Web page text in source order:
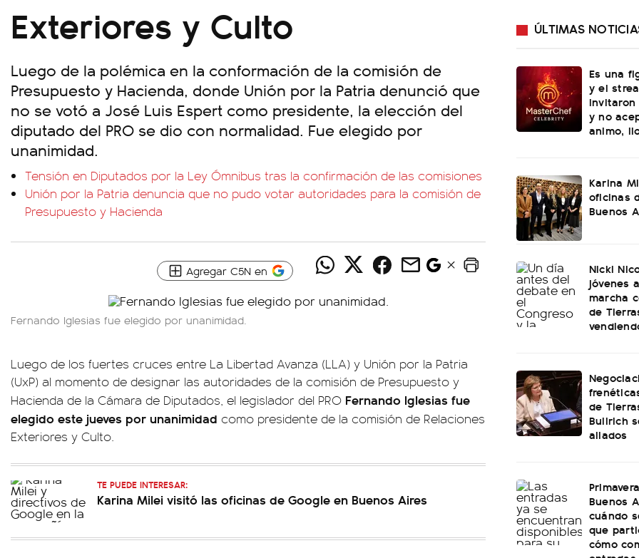
Exteriores y Culto
Luego de la polémica en la conformación de la comisión de
Presupuesto y Hacienda, donde Unión por la Patria denunció que
no se votó a José Luis Espert como presidente, la elección del
diputado del PRO se dio con normalidad. Fue elegido por
unanimidad.
Tensión en Diputados por la Ley Ómnibus tras la confirmación de las comisiones
Unión por la Patria denuncia que no pudo votar autoridades para la comisión de
Presupuesto y Hacienda
Agregar C5N en
Fernando Iglesias fue elegido por unanimidad.
Luego de los fuertes cruces entre La Libertad Avanza (LLA) y Unión por la Patria
(UxP) al momento de designar las autoridades de la comisión de Presupuesto y
Hacienda de la Cámara de Diputados, el legislador del PRO Fernando Iglesias fue
elegido este jueves por unanimidad como presidente de la comisión de Relaciones
Exteriores y Culto.
TE PUEDE INTERESAR:
Karina Milei visitó las oficinas de Google en Buenos Aires
ÚLTIMAS
Es una
y el
y no
animo,
Karina
oficinas
Buenos
Nicki
jóvenes
marcha
de
de
Bullrich
aliados
Buenos
cuándo
que
cómo